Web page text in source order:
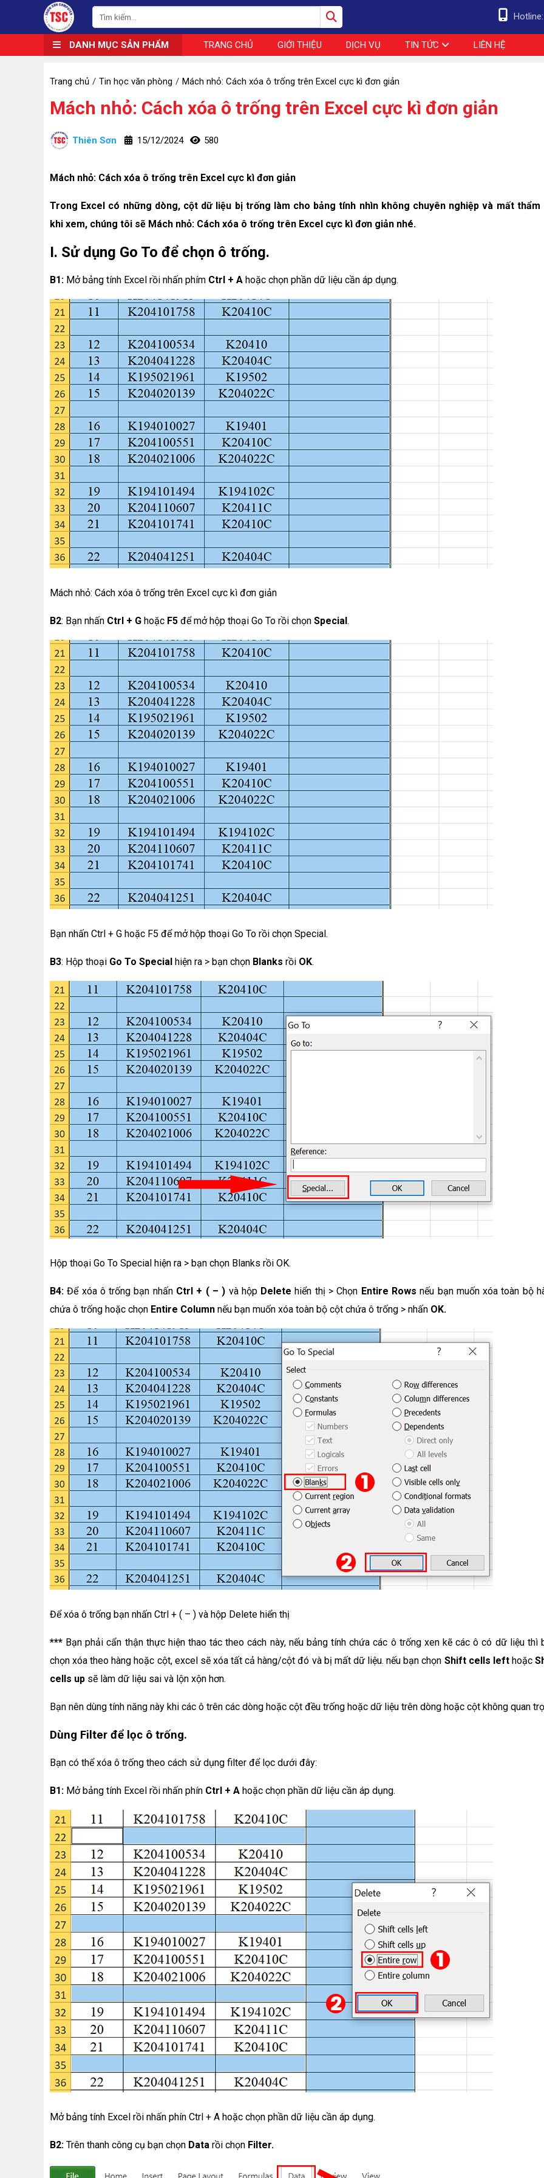
DANH MỤC SẢN PHẨM TRANG CHỦ GIỚI THIỆU DỊCH VỤ TIN TỨC LIÊN HỆ
Trang chủ Tin học văn phòng Mách nhỏ: Cách xóa ô trống trên Excel cực kì đơn giản
Mách nhỏ: Cách xóa ô trống trên Excel cực kì đơn giản
Thiên Sơn 15/12/2024 580
Mách nhỏ: Cách xóa ô trống trên Excel cực kì đơn giản
Trong Excel có những dòng, cột dữ liệu bị trống làm cho bảng tính nhìn không chuyên nghiệp và mất thẩm
khi xem, chúng tôi sẽ Mách nhỏ: Cách xóa ô trống trên Excel cực kì đơn giản nhé.
I. Sử dụng Go To để chọn ô trống.
B1: Mở bảng tính Excel rồi nhấn phím Ctrl + A hoặc chọn phần dữ liệu cần áp dụng.
Mách nhỏ: Cách xóa ô trống trên Excel cực kì đơn giản
B2: Bạn nhấn Ctrl + G hoặc F5 để mở hộp thoại Go To rồi chọn Special.
Bạn nhấn Ctrl + G hoặc F5 để mở hộp thoại Go To rồi chọn Special.
B3: Hộp thoại Go To Special hiện ra > bạn chọn Blanks rồi OK.
Hộp thoại Go To Special hiện ra > bạn chọn Blanks rồi OK.
B4: Để xóa ô trống bạn nhấn Ctrl + ( – ) và hộp Delete hiển thị > Chọn Entire Rows nếu bạn muốn xóa toàn bộ
chứa ô trống hoặc chọn Entire Column nếu bạn muốn xóa toàn bộ cột chứa ô trống > nhấn OK.
Để xóa ô trống bạn nhấn Ctrl + ( – ) và hộp Delete hiển thị
*** Bạn phải cẩn thận thực hiện thao tác theo cách này, nếu bảng tính chứa các ô trống xen kẽ các ô có dữ liệu thì
chọn xóa theo hàng hoặc cột, excel sẽ xóa tất cả hàng/cột đó và bị mất dữ liệu. nếu bạn chọn Shift cells lefthoặc
cells up sẽ làm dữ liệu sai và lộn xộn hơn.
Bạn nên dùng tính năng này khi các ô trên các dòng hoặc cột đều trống hoặc dữ liệu trên dòng hoặc cột không quan
Dùng Filter để lọc ô trống.
Bạn có thể xóa ô trống theo cách sử dụng filter để lọc dưới đây:
B1: Mở bảng tính Excel rồi nhấn phín Ctrl + A hoặc chọn phần dữ liệu cần áp dụng.
Mở bảng tính Excel rồi nhấn phín Ctrl + A hoặc chọn phần dữ liệu cần áp dụng.
B2: Trên thanh công cụ bạn chọn Data rồi chọn Filter.